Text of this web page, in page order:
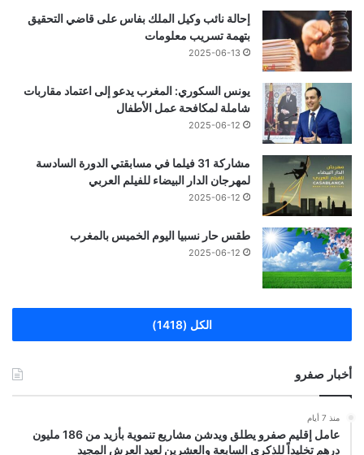
إحالة نائب وكيل الملك بفاس على قاضي التحقيق
بتهمة تسريب معلومات
2025-06-13
يونس السكوري: المغرب يدعو إلى اعتماد مقاربات
شاملة لمكافحة عمل الأطفال
2025-06-12
مشاركة 31 فيلما في مسابقتي الدورة السادسة
لمهرجان الدار البيضاء للفيلم العربي
2025-06-12
طقس حار نسبيا اليوم الخميس بالمغرب
2025-06-12
الكل (1418)
أخبار صفرو
منذ 7 أيام
عامل إقليم صفرو يطلق ويدشن مشاريع تنموية بأزيد من 186 مليون
درهم تخليداً للذكرى السابعة والعشرين لعيد العرش المجيد